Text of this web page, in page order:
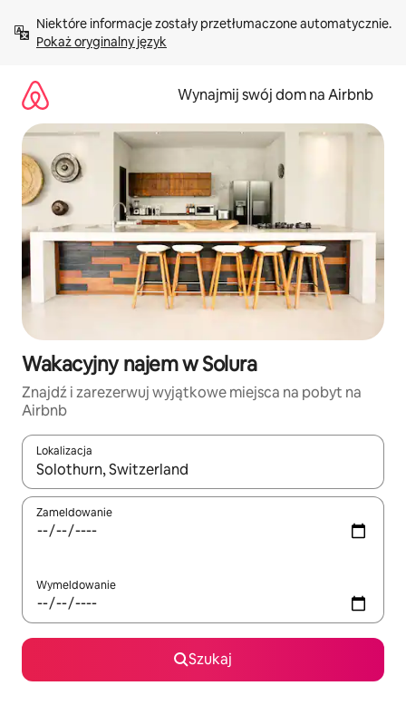
treści Pokaż oryginalny język
Wynajmij swój dom na Airbnb
Wakacyjny najem w Solura
Znajdź i zarezerwuj wyjątkowe miejsca na pobyt na
Airbnb
Lokalizacja
Gdy wyniki będą dostępne, możesz poruszać się po nich za
Zameldowanie
Wymeldowanie
Szukaj